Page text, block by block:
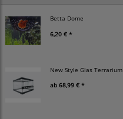
Betta Dome
6,20 € *
New Style Glas Terrarium
ab 68,99 € *